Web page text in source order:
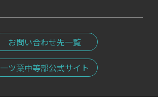
お問い合わせ先一覧
一ツ葉中等部公式サイト